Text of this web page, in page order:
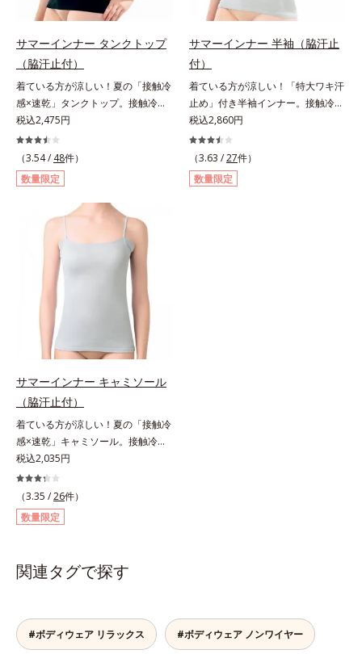
サマーインナー タンクトップ
（脇汗止付）
着ている方が涼しい！夏の「接触冷
感×速乾」タンクトップ。接触冷感
タンクトップこれ1枚着ている方
が、断然涼しくなる！「接触冷感×
速乾」インナーです。タンクトップ
は背中が高めのハイバック設計。汗
対策万全の定番アイテムです。消臭
ワキ汗止め付き薄型で「片面撥水加
工」のワキ汗止めがしっかり汗を吸
収。アウターに汗ジミを作らせませ
ん。消臭機能付きで汗のニオイも撃
退します。高機能なのに綿100％綿
100％のやさしさと、シャリッとし
た生地感で爽快な着ごこち。よくあ
る化学繊維の夏インナーが苦手な方
にもおすすめです。
税込2,475円
（3.54 / 48件）
数量限定
サマーインナー 半袖（脇汗止
付）
着ている方が涼しい！「特大ワキ汗
止め」付き半袖インナー。接触冷感
半袖インナーこれ1枚着ている方
が、断然涼しくなる！「接触冷感×
速乾」インナーです。半袖は特大サ
イズのワキ汗止め付きで、汗かきさ
んにおすすめのアイテムです。消臭
税込2,860円
（3.63 /27件）
数量限定
サマーインナー キャミソール
（脇汗止付）
着ている方が涼しい！夏の「接触冷
感×速乾」キャミソール。接触冷感
キャミソールこれ1枚着ている方
が、断然涼しくなる！「接触冷感×
速乾」インナーです。服を選ばず使
えるキャミソールは、初めての方に
おすすめのアイテムです。消臭ワキ
アウターに汗ジミを作らせません。
100％のやさしさと、シャリッとし
た生地感で爽快な着ごこち。よくあ
税込2,035円
（3.35 /26件）
数量限定
関連タグで探す
#ボディウェア リラックス #ボディウェア ノンワイヤー